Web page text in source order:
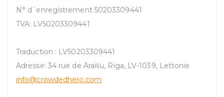
N° d`enregistrement 50203309441
TVA: LV50203309441
Traduction : LV50203309441
Adresse: 34 rue de Āraišu, Riga, LV-1039, Lettonie
info@crowdedhero.com